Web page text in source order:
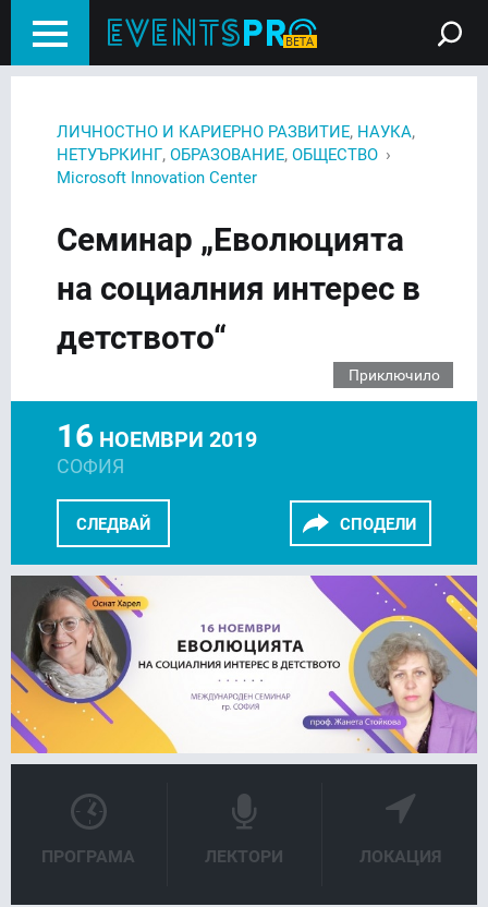
ЛИЧНОСТНО И КАРИЕРНО РАЗВИТИЕ, НАУКА,
НЕТУЪРКИНГ, ОБРАЗОВАНИЕ, ОБЩЕСТВО ›
Microsoft Innovation Center
Семинар „Еволюцията
на социалния интерес в
детството“
Приключило
СЛЕДВАЙ СПОДЕЛИ
16 НОЕМВРИ 2019
СОФИЯ
FACEBOOK
ПРОГРАМА ЛЕКТОРИ ЛОКАЦИЯ